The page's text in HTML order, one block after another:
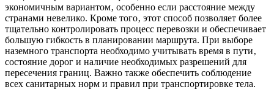
экономичным вариантом‚ особенно если расстояние между
странами невелико. Кроме того‚ этот способ позволяет более
тщательно контролировать процесс перевозки и обеспечивает
большую гибкость в планировании маршрута. При выборе
наземного транспорта необходимо учитывать время в пути‚
состояние дорог и наличие необходимых разрешений для
пересечения границ. Важно также обеспечить соблюдение
всех санитарных норм и правил при транспортировке тела.